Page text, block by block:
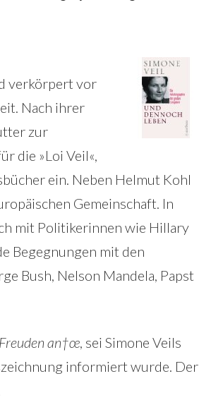
verkörpert vor
Nach ihrer
zur
die »Loi Veil«,
ein. Neben Helmut Kohl
Gemeinschaft. In
mit Politikerinnen wie Hillary
Begegnungen mit den
Bush, Nelson Mandela, Papst
an†œ, sei Simone Veils
informiert wurde. Der